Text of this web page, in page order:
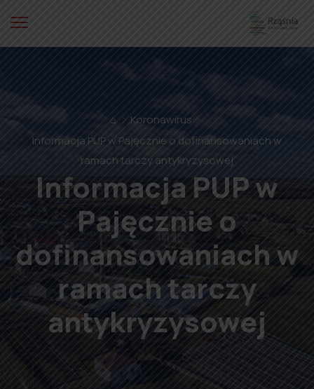
⌂
Koronawirus
Informacja PUP w Pajęcznie o dofinansowaniach w
ramach tarczy antykryzysowej
Informacja PUP w
Pajęcznie o
dofinansowaniach w
ramach tarczy
antykryzysowej